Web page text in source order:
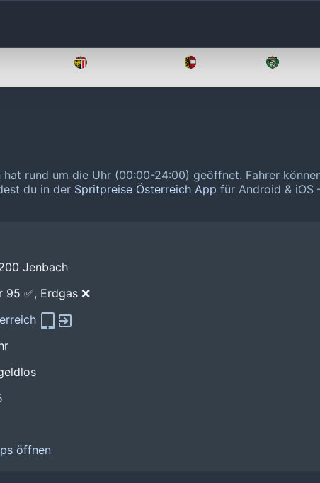
rund um die Uhr (00:00-24:00) geöffnet. Fahrer
du in der Spritpreise Österreich App für Android & iOS
Jenbach
95 ✅, Erdgas ❌
öffnen